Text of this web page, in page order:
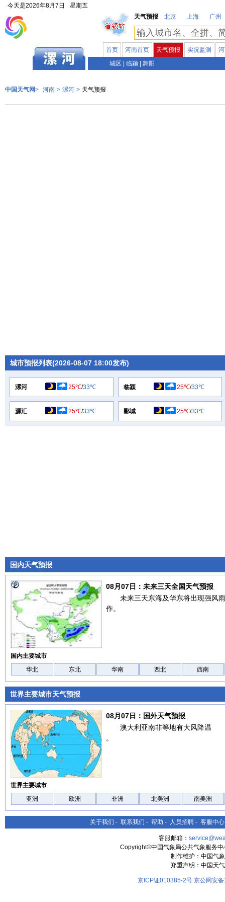
今天是2026年8月7日
星期五
天气预报
北京 上海 广州
首页 河南首页 天气预报 实况监测
城区
临颍 舞阳
中国天气网> 河南 > 漯河 > 天气预报
城市预报列表(2026-08-07 18:00发布)
漯河 25℃/33℃ 临颍 25℃/33℃
源汇 25℃/33℃ 郾城 25℃/33℃
国内天气预报
08月07日：未来三天全国天气预报
未来三天东海及华东将出现强风
作。
国内主要城市
华北
东北 华南 西北 西南
世界主要城市天气预报
08月07日：国外天气预报
澳大利亚南非等地有大风降温
。
世界主要城市
亚洲
欧洲 非洲 北美洲 南美洲
关于我们 - 联系我们 - 帮助 - 人员招聘 - 客服中心
客服邮箱：
Copyright©中国气象局公共气象服务
制作维护：中国气
郑重声明：中国天
京ICP证010385-2号 京公网安